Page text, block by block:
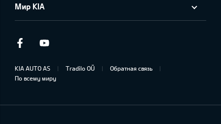
Мир KIA
Facebook
KIA AUTO AS Tradilo OÜ
Обратная связь
По всему миру